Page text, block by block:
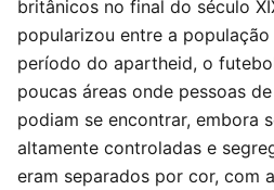
britânicos no final do século
popularizou entre a
período do apartheid, o
poucas áreas onde pessoas
podiam se encontrar, embora
altamente controladas e
eram separados por cor, com